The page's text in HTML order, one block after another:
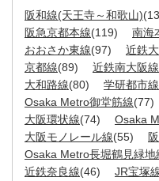
阪和線(天王寺～和歌山)
阪急京都本線(119) 南海
おおさか東線(97) 近鉄
京都線(89) 近鉄南大阪線
大和路線(80) 学研都市線
Osaka Metro御堂筋線(77)
大阪環状線(74) Osaka
大阪モノレール線(55)
Osaka Metro長堀鶴見緑地
近鉄奈良線(46) JR宝塚